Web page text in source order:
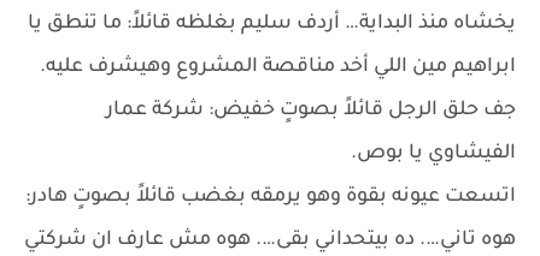
يخشاه منذ البداية… أردف سليم بغلظه قائلاً: ما تنطق يا
ابراهيم مين اللي أخد مناقصة المشروع وهيشرف عليه.
جف حلق الرجل قائلاً بصوتٍ خفيض: شركة عمار
الفيشاوي يا بوص.
اتسعت عيونه بقوة وهو يرمقه بغضب قائلاً بصوتٍ هادر:
هوه تاني…. ده بيتحداني بقى…. هوه مش عارف ان شركتي